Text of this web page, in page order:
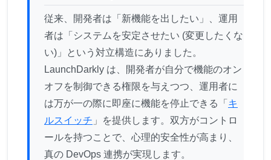
従来、開発者は「新機能を出したい」、運用
者は「システムを安定させたい (変更したくな
い)」という対立構造にありました。
LaunchDarkly は、開発者が自分で機能のオン
オフを制御できる権限を与えつつ、運用者に
は万が一の際に即座に機能を停止できる「 キ
ルスイッチ 」を提供します。双方がコントロ
ールを持つことで、心理的安全性が高まり、
真の DevOps 連携が実現します。